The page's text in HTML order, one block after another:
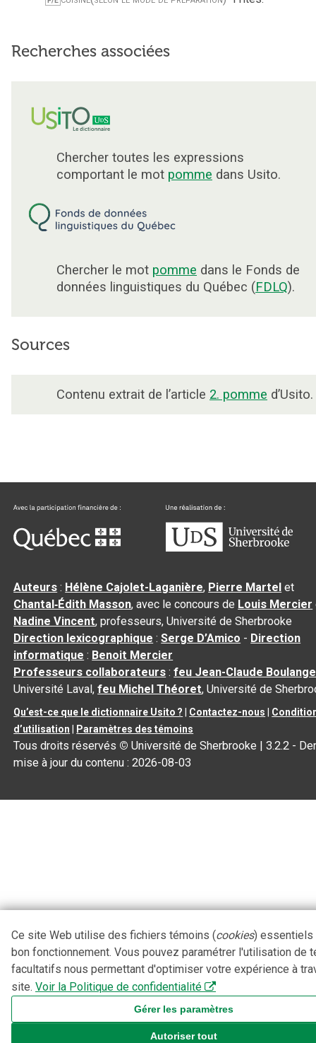
Recherches associées
Chercher toutes les expressions
comportant le mot pomme dans Usito.
Chercher le mot pomme dans le Fonds de
données linguistiques du Québec (FDLQ).
Sources
Contenu extrait de l’article 2. pomme d’Usito.
Auteurs : Hélène Cajolet-Laganière, Pierre Martel et
Chantal‑Édith Masson, avec le concours de Louis Mercier
Nadine Vincent, professeurs, Université de Sherbrooke
Direction lexicographique :Serge D’Amico - Direction
informatique : Benoit Mercier
Professeurs collaborateurs :feu Jean-Claude
Université Laval,feu Michel Théoret, Université de
Qu’est-ce que le dictionnaire Usito ? Contactez-nous
d’utilisation
Paramètres des témoins
Tous droits réservés © Université de Sherbrooke |3.2.2 -
mise à jour du contenu :2026-08-03
Ce site Web utilise des fichiers témoins (cookies) essentiels
bon fonctionnement. Vous pouvez paramétrer l'utilisation de
facultatifs nous permettant d'optimiser votre expérience à
site. Voir la Politique de confidentialité
Gérer les paramètres
Autoriser tout